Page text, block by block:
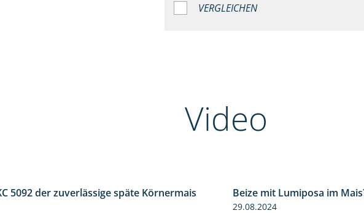
VERGLEICHEN
Video
5092 der zuverlässige späte Körnermais Beize mit Lumiposa im
29.08.2024